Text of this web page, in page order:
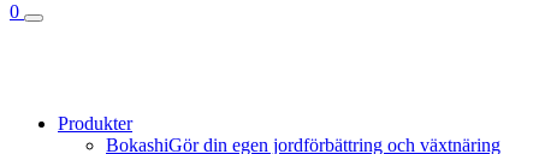
0
Produkter
BokashiGör din egen jordförbättring och växtnäring